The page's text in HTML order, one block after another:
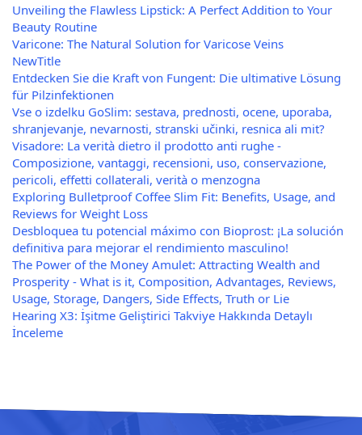
Unveiling the Flawless Lipstick: A Perfect Addition to Your
Beauty Routine
Varicone: The Natural Solution for Varicose Veins
NewTitle
Entdecken Sie die Kraft von Fungent: Die ultimative Lösung
für Pilzinfektionen
Vse o izdelku GoSlim: sestava, prednosti, ocene, uporaba,
shranjevanje, nevarnosti, stranski učinki, resnica ali mit?
Visadore: La verità dietro il prodotto anti rughe -
Composizione, vantaggi, recensioni, uso, conservazione,
pericoli, effetti collaterali, verità o menzogna
Exploring Bulletproof Coffee Slim Fit: Benefits, Usage, and
Reviews for Weight Loss
Desbloquea tu potencial máximo con Bioprost: ¡La solución
definitiva para mejorar el rendimiento masculino!
The Power of the Money Amulet: Attracting Wealth and
Prosperity - What is it, Composition, Advantages, Reviews,
Usage, Storage, Dangers, Side Effects, Truth or Lie
Hearing X3: İşitme Geliştirici Takviye Hakkında Detaylı
İnceleme